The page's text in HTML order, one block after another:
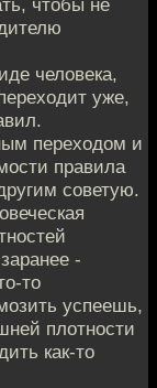
чтобы не
человека,
уже,
переходом и
правила
советую.
-
то
успеешь,
плотности
как-то